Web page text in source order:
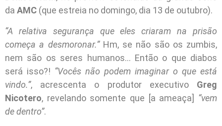
da AMC (que estreia no domingo, dia 13 de outubro).
“A relativa segurança que eles criaram na prisão
começa a desmoronar.”Hm, se não são os zumbis,
nem são os seres humanos… Então o que diabos
será isso?! “Vocês não podem imaginar o que está
vindo.”, acrescenta o produtor executivo Greg
Nicotero, revelando somente que [a ameaça] “vem
de dentro”.